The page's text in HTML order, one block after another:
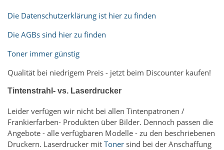
Die Datenschutzerklärung ist hier zu finden
Die AGBs sind hier zu finden
Toner immer günstig
Qualität bei niedrigem Preis - jetzt beim Discounter kaufen!
Tintenstrahl- vs. Laserdrucker
Leider verfügen wir nicht bei allen Tintenpatronen /
Frankierfarben- Produkten über Bilder. Dennoch passen die
Angebote - alle verfügbaren Modelle - zu den beschriebenen
Druckern. Laserdrucker mit Toner sind bei der Anschaffung